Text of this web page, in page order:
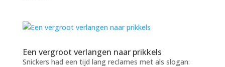
Een vergroot verlangen naar prikkels
Snickers had een tijd lang reclames met als slogan: